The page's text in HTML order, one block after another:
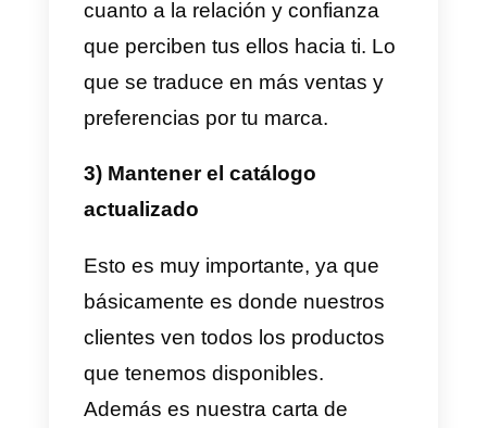
Un negocio que mantiene gran
parte de sus conversaciones por
WhatsApp
necesita mantener a
razón de esto es ofrecer el mejor
inconvenientes rápidamente.
te brindamos algunas buenas
prácticas para tratar con tus
clientes y que te ayudaran en tu